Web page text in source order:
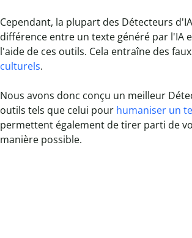
Cependant, la plupart des Détecteurs
différence entre un texte généré par l'IA
l'aide de ces outils. Cela entraîne des
culturels.
Nous avons donc conçu un meilleur
outils tels que celui pour humaniser un
permettent également de tirer parti de
manière possible.